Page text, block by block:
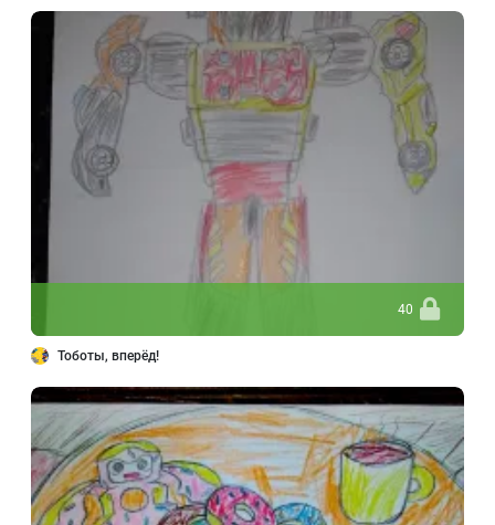
40
Тоботы, вперёд!